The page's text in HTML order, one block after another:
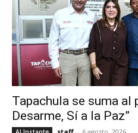
Tapachula se suma al
Desarme, Sí a la Paz”